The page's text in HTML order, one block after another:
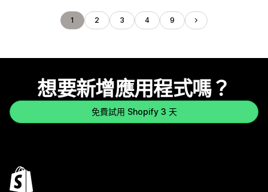
1 2 3 4 9
想要新增應用程式嗎？
免費試用 Shopify 3 天